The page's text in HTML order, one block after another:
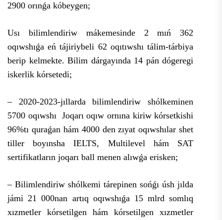
2900 orınǵa kóbeygen;
Usı bilimlendiriw mákemesinde 2 mıń 362
oqıwshıǵa eń tájiriybeli 62 oqıtıwshı tálim-tárbiya
berip kelmekte. Bilim dárgayında 14 pán dógeregi
iskerlik kórsetedi;
– 2020-2023-jıllarda bilimlendiriw shólkeminen
5700 oqıwshı Joqarı oqıw ornına kiriw kórsetkishi
96%tı quraǵan hám 4000 den zıyat oqıwshılar shet
tiller boyınsha IELTS, Multilevel hám SAT
sertifikatların joqarı ball menen alıwǵa erisken;
– Bilimlendiriw shólkemi tárepinen sońǵı úsh jılda
jámi 21 000nan artıq oqıwshıǵa 15 mlrd somlıq
xızmetler kórsetilgen hám kórsetilgen xızmetler